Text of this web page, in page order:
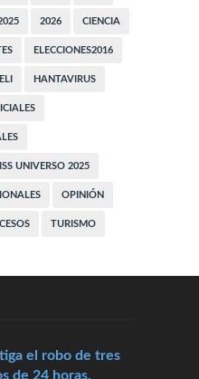
2026 CIENCIA
ELECCIONES2016
HANTAVIRUS
UNIVERSO 2025
OPINIÓN
TURISMO
el robo de tres
de 24 horas.